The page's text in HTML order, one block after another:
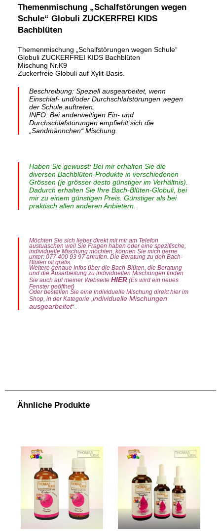
Themenmischung „Schalfstörungen wegen
Schule“ Globuli ZUCKERFREI KIDS
Bachblüten
Themenmischung „Schalfstörungen wegen Schule“
Globuli ZUCKERFREI KIDS Bachblüten
Mischung Nr.K9
Zuckerfreie Globuli auf Xylit-Basis.
Beschreibung: Speziell ausgearbeitet, wenn
Einschlaf- und/oder Durchschlafstörungen wegen
der Schule auftreten.
INFO: Bei anderweitigen Ein- und
Durchschlafstörungen empfiehlt sich die
„Sandmännchen“ Mischung.
Haben Sie gewusst: Bei mir erhalten Sie die
diversen Bachblüten-Produkte in verschiedenen
Grössen (je grösser desto günstiger im Verhältnis).
Dadurch erhalten Sie Ihre Bach-Blüten-Globuli, bei
mir zu einem günstigen Preis. Günstiger als bei
praktisch allen anderen Anbietern.
Möchten Sie sich lieber direkt mit mir am Telefon
austuaschen weil Sie Fragen haben oder eine spezifische,
individuelle Mischung möchten, können Sie mich gerne
unter: 077 400 93 97 anrufen. Die Beratung zu den Bach-
Blüten ist gratis.
Weitere genaue Infos über die Bach-Blüten, die Beratung
und die Ausarbeitung zu individuellen Mischungen finden
Sie auch auf meiner Webseite HIER (Es wird ein neues
Fenster geöffnet)
Oder bestellen Sie eine individuelle Mischung direkt hier im
Shop, in der Kategorie „ individuelle Mischungen
ausgearbeitet“ .
Ähnliche Produkte